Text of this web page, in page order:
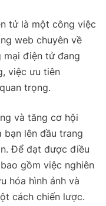
tử là một công việc
web chuyên về
mại điện tử đang
việc ưu tiên
trọng.
và tăng cơ hội
bạn lên đầu trang
Để đạt được điều
gồm việc nghiên
hóa hình ảnh và
cách chiến lược.